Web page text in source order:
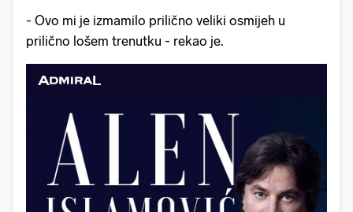
- Ovo mi je izmamilo prilično veliki osmijeh u
prilično lošem trenutku - rekao je.